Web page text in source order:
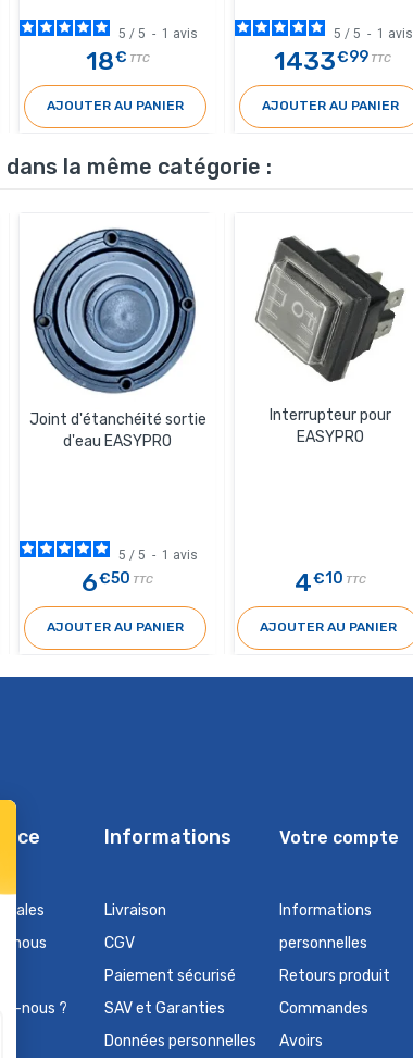
5 / 5 - 1 avis
18€ TTC
AJOUTER AU PANIER
5 / 5 - 1 avis
1433€99 TTC
AJOUTER AU PANIER
la même catégorie :
Joint d'étanchéité sortie
d'eau EASYPRO
5 / 5 - 1 avis
6€50 TTC
AJOUTER AU PANIER
Interrupteur pour
EASYPRO
4€10 TTC
AJOUTER AU PANIER
nous
nous ?
Informations
Livraison
CGV
Paiement sécurisé
SAV et Garanties
Données personnelles
Votre compte
Informations
personnelles
Retours produit
Commandes
Avoirs